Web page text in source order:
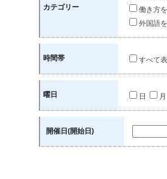
カテゴリー
働き方
外国語
時間帯 すべて
曜日 日 月
開催日(開始日)